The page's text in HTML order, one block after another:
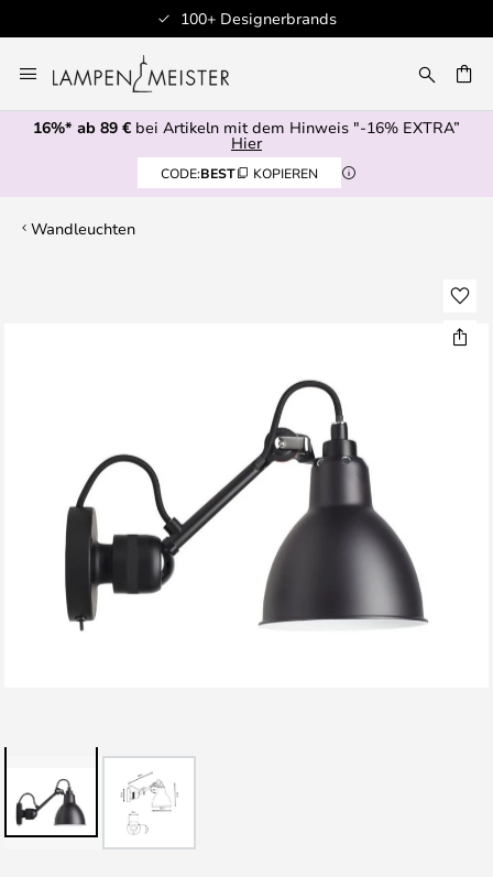
100+ Designerbrands
Inhalt
springen
16%* ab 89 € bei Artikeln mit dem Hinweis "-16% EXTRA”
Hier
CODE:BEST KOPIEREN
Wandleuchten